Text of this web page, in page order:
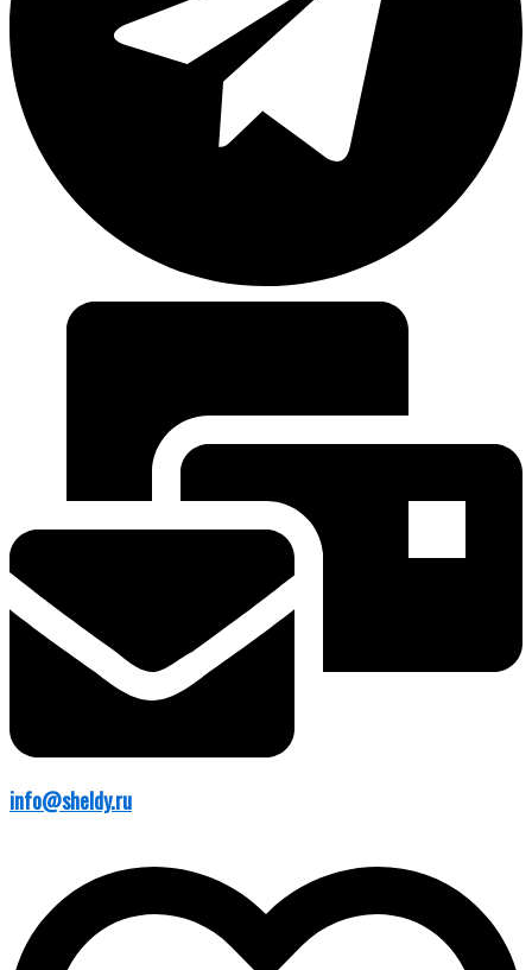
info@sheldy.ru